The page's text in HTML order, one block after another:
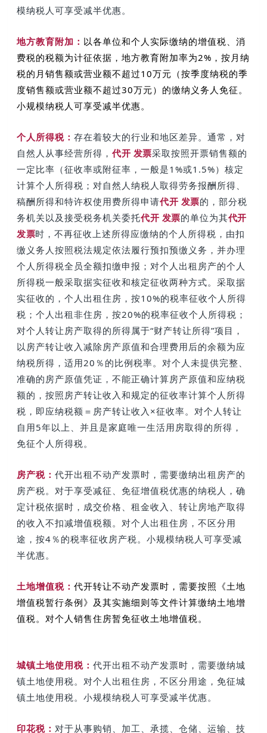
模纳税人可享受减半优惠。
地方教育附加： 以各单位和个人实际缴纳的增值税、消
费税的税额为计征依据，地方教育附加率为2%，按月纳
税的月销售额或营业额不超过10万元（按季度纳税的季
度销售额或营业额不超过30万元）的缴纳义务人免征。
小规模纳税人可享受减半优惠。
个人所得税：存在着较大的行业和地区差异。通常，对
自然人从事经营所得，代开 发票采取按照开票销售额的
一定比率（征收率或附征率，一般是1%或1.5%）核定
计算个人所得税；对自然人纳税人取得劳务报酬所得、
稿酬所得和特许权使用费所得申请代开 发票的，部分税
务机关以及接受税务机关委托代开 发票的单位为其代开
发票时，不再征收上述所得应缴纳的个人所得税，由扣
缴义务人按照税法规定依法履行预扣预缴义务，并办理
个人所得税全员全额扣缴申报；对个人出租房产的个人
所得税一般采取据实征收和核定征收两种方式。采取据
实征收的，个人出租住房，按10%的税率征收个人所得
税；个人出租非住房，按20%的税率征收个人所得税；
对个人转让房产取得的所得属于“财产转让所得”项目，
以房产转让收入减除房产原值和合理费用后的余额为应
纳税所得，适用20％的比例税率。对个人未提供完整、
准确的房产原值凭证，不能正确计算房产原值和应纳税
额的，按照房产转让收入和规定的征收率计算个人所得
税，即应纳税额＝房产转让收入×征收率。对个人转让
自用5年以上、并且是家庭唯一生活用房取得的所得，
免征个人所得税。
房产税：代开出租不动产发票时，需要缴纳出租房产的
房产税。对于享受减征、免征增值税优惠的纳税人，确
定计税依据时，成交价格、租金收入、转让房地产取得
的收入不扣减增值税额。对个人出租住房，不区分用
途，按4％的税率征收房产税。小规模纳税人可享受减
半优惠。
土地增值税：代开转让不动产发票时，需要按照《土地
增值税暂行条例》及其实施细则等文件计算缴纳土地增
值税。对个人销售住房暂免征收土地增值税。
城镇土地使用税：代开出租不动产发票时，需要缴纳城
镇土地使用税。对个人出租住房，不区分用途，免征城
镇土地使用税。小规模纳税人可享受减半优惠。
印花税： 对于从事购销、加工、承揽、仓储、运输、技